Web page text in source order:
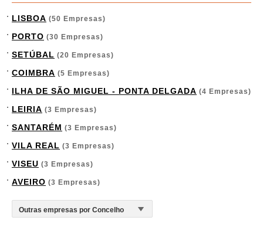
LISBOA (50 Empresas)
PORTO (30 Empresas)
SETÚBAL (20 Empresas)
COIMBRA (5 Empresas)
ILHA DE SÃO MIGUEL - PONTA DELGADA (4 Empresas)
LEIRIA (3 Empresas)
SANTARÉM (3 Empresas)
VILA REAL (3 Empresas)
VISEU (3 Empresas)
AVEIRO (3 Empresas)